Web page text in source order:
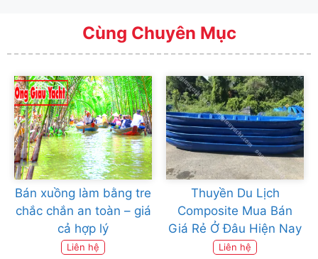
Cùng Chuyên Mục
Bán xuồng làm bằng tre
chắc chắn an toàn – giá
cả hợp lý
Liên hệ
Thuyền Du Lịch
Composite Mua Bán
Giá Rẻ Ở Đâu Hiện Nay
Liên hệ